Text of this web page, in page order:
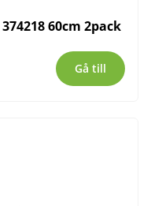
60cm 2pack
Gå till